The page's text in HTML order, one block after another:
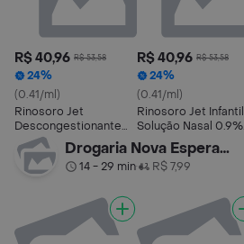
R$ 40,96 R$ 53,58
24%
(0.41/ml)
Rinosoro Jet
Descongestionante
Nasal 0.9% Farmasa
100ml
R$ 40,96 R$ 53,58
24%
(0.41/ml)
Rinosoro Jet Infantil
Solução Nasal 0.9%
Spray 100ml
Drogaria Nova Esperança
14 - 29 min• R$ 7,99